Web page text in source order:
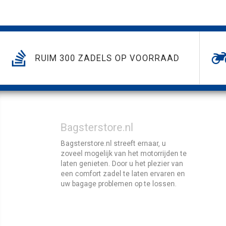
RUIM 300 ZADELS OP VOORRAAD
Bagsterstore.nl
Bagsterstore.nl streeft ernaar, u
zoveel mogelijk van het motorrijden te
laten genieten. Door u het plezier van
een comfort zadel te laten ervaren en
uw bagage problemen op te lossen.